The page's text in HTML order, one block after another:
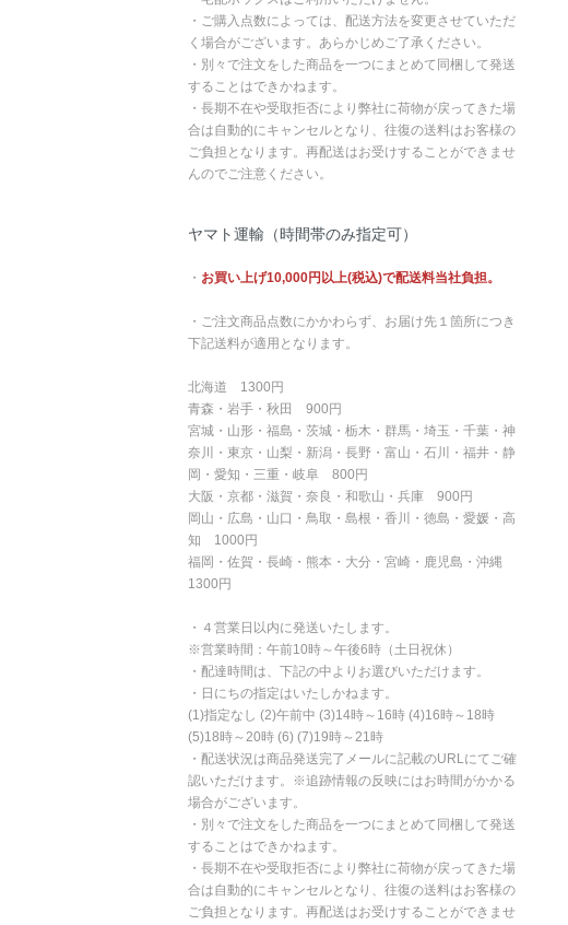
・ご購入点数によっては、配送方法を変更させていただ
く場合がございます。あらかじめご了承ください。
・別々で注文をした商品を一つにまとめて同梱して発送
することはできかねます。
・長期不在や受取拒否により弊社に荷物が戻ってきた場
合は自動的にキャンセルとなり、往復の送料はお客様の
ご負担となります。再配送はお受けすることができませ
んのでご注意ください。
ヤマト運輸（時間帯のみ指定可）
・ お買い上げ10,000円以上(税込)で配送料当社負担。
・ご注文商品点数にかかわらず、お届け先１箇所につき
下記送料が適用となります。
北海道 1300円
青森・岩手・秋田 900円
宮城・山形・福島・茨城・栃木・群馬・埼玉・千葉・神
奈川・東京・山梨・新潟・長野・富山・石川・福井・静
岡・愛知・三重・岐阜 800円
大阪・京都・滋賀・奈良・和歌山・兵庫 900円
岡山・広島・山口・鳥取・島根・香川・徳島・愛媛・高
知 1000円
福岡・佐賀・長崎・熊本・大分・宮崎・鹿児島・沖縄
1300円
・４営業日以内に発送いたします。
※営業時間：午前10時～午後6時（土日祝休）
・配達時間は、下記の中よりお選びいただけます。
・日にちの指定はいたしかねます。
(1)指定なし (2)午前中 (3)14時～16時 (4)16時～18時
(5)18時～20時 (6) (7)19時～21時
・配送状況は商品発送完了メールに記載のURLにてご確
認いただけます。※追跡情報の反映にはお時間がかかる
場合がございます。
・別々で注文をした商品を一つにまとめて同梱して発送
することはできかねます。
・長期不在や受取拒否により弊社に荷物が戻ってきた場
合は自動的にキャンセルとなり、往復の送料はお客様の
ご負担となります。再配送はお受けすることができませ